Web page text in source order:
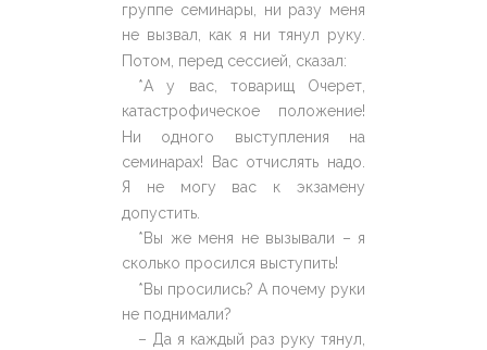
группе семинары, ни разу меня
не вызвал, как я ни тянул руку.
Потом, перед сессией, сказал:
*А у вас, товарищ Очерет,
катастрофическое положение!
Ни одного выступления на
семинарах! Вас отчислять надо.
Я не могу вас к экзамену
допустить.
*Вы же меня не вызывали – я
сколько просился выступить!
*Вы просились? А почему руки
не поднимали?
– Да я каждый раз руку тянул,